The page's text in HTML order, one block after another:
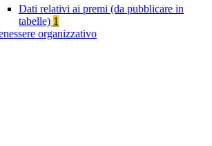
Dati relativi ai premi (da pubblicare in
tabelle) 1
organizzativo